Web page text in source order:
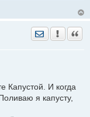
Отправить
Капустой. И когда
я капусту,